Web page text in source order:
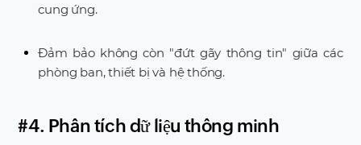
cung ứng.
Đảm bảo không còn "đứt gãy thông tin" giữa các
phòng ban, thiết bị và hệ thống.
#4. Phân tích dữ liệu thông minh